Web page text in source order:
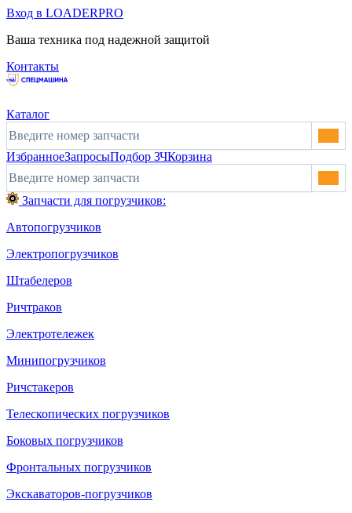
Вход в LOADERPRO
Ваша техника под надежной защитой
Контакты
Каталог
ИзбранноеЗапросыПодбор ЗЧКорзина
Запчасти для погрузчиков:
Автопогрузчиков
Электропогрузчиков
Штабелеров
Ричтраков
Электротележек
Минипогрузчиков
Ричстакеров
Телескопических погрузчиков
Боковых погрузчиков
Фронтальных погрузчиков
Экскаваторов-погрузчиков